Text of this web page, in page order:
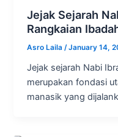
Jejak Sejarah
Rangkaian
Asro Laila /January 14,
Jejak sejarah Nabi
merupakan fondasi
manasik yang